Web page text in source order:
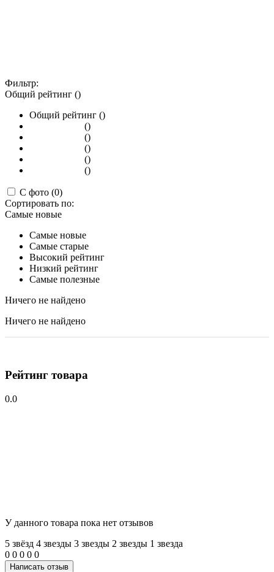
Фильтр:
Общий рейтинг ()
Общий рейтинг ()
()
()
()
()
()
С фото (0)
Сортировать по:
Самые новые
Самые новые
Самые старые
Высокий рейтинг
Низкий рейтинг
Самые полезные
Ничего не найдено
Ничего не найдено
Рейтинг товара
0.0
У данного товара пока нет отзывов
5 звёзд 4 звeзды 3 звeзды 2 звeзды 1 звeзда
0 0 0 0 0
Написать отзыв